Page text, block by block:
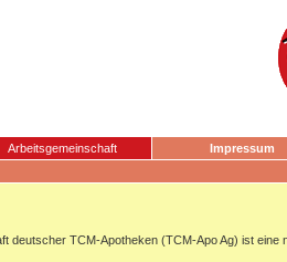
Arbeitsgemeinschaft Impressum
deutscher TCM-Apotheken (TCM-Apo Ag) ist eine